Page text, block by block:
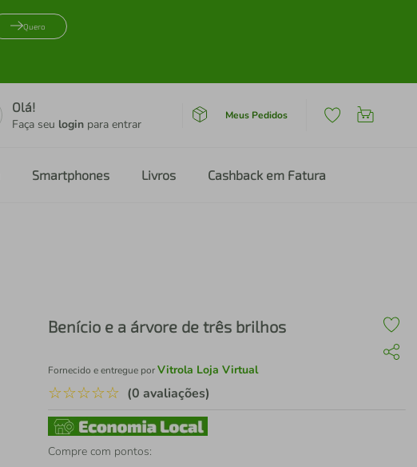
Quero
Olá!
Faça seu login para entrar
Meus Pedidos
Smartphones Livros Cashback em Fatura
Benício e a árvore de três brilhos
Fornecido e entregue porVitrola Loja Virtual
☆☆☆☆☆ (0 avaliações)
Compre com pontos: